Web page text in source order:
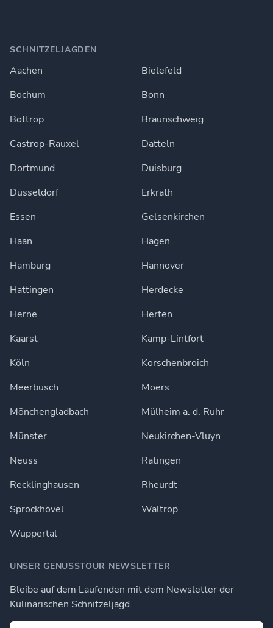
SCHNITZELJAGDEN
Aachen
Bielefeld
Bochum
Bonn
Bottrop
Braunschweig
Castrop-Rauxel
Datteln
Dortmund
Duisburg
Düsseldorf
Erkrath
Essen
Gelsenkirchen
Haan
Hagen
Hamburg
Hannover
Hattingen
Herdecke
Herne
Herten
Kaarst
Kamp-Lintfort
Köln
Korschenbroich
Meerbusch
Moers
Mönchengladbach
Mülheim a. d. Ruhr
Münster
Neukirchen-Vluyn
Neuss
Ratingen
Recklinghausen
Rheurdt
Sprockhövel
Waltrop
Wuppertal
UNSER GENUSSTOUR NEWSLETTER
Bleibe auf dem Laufenden mit dem Newsletter der
Kulinarischen Schnitzeljagd.